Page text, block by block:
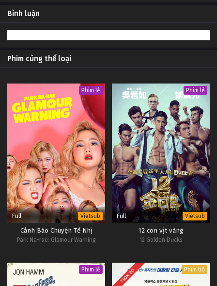
2 Lắm Chuyện (Phần 1) Tập 2
Bình luận
Phim cùng thể loại
Phim lẻ
Full Vietsub
Cảnh Báo Chuyện Tế Nhị
Park Na-rae: Glamour Warning
Phim lẻ
Full Vietsub
12 con vịt vàng
12 Golden Ducks
Phim lẻ TRỌN BỘ Phim bộ